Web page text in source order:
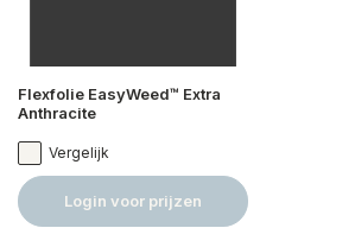
Flexfolie EasyWeed™ Extra
Anthracite
Vergelijk
Login voor prijzen